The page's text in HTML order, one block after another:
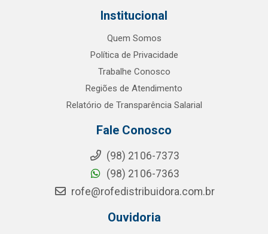
Institucional
Quem Somos
Política de Privacidade
Trabalhe Conosco
Regiões de Atendimento
Relatório de Transparência Salarial
Fale Conosco
(98) 2106-7373
(98) 2106-7363
rofe@rofedistribuidora.com.br
Ouvidoria